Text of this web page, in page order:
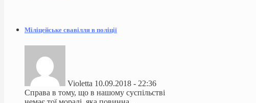
Міліцейське свавілля в поліції
Violetta 10.09.2018 - 22:36
Справа в тому, що в нашому суспільстві